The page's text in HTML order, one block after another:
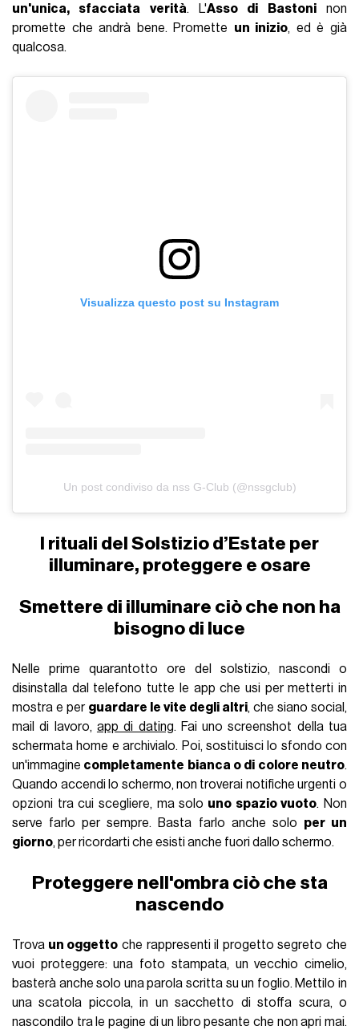
un'unica, sfacciata verità. L'Asso di Bastoninon
promette che andrà bene. Promette un inizio, ed è già
qualcosa.
Visualizza questo post su Instagram
Un post condiviso da nss G-Club (@nssgclub)
I rituali del Solstizio d’Estate per
illuminare, proteggere e osare
Smettere di illuminare ciò che non ha
bisogno di luce
Nelle prime quarantotto ore del solstizio, nascondi o
disinstalla dal telefono tutte le app che usi per metterti in
mostra e per guardare le vite degli altri, che siano social,
mail di lavoro, app di dating. Fai uno screenshot della tua
schermata home e archivialo. Poi, sostituisci lo sfondo con
un'immagine completamente bianca o di colore neutro.
Quando accendi lo schermo, non troverai notifiche urgenti o
opzioni tra cui scegliere, ma solo uno spazio vuoto. Non
serve farlo per sempre. Basta farlo anche solo per un
giorno, per ricordarti che esisti anche fuori dallo schermo.
Proteggere nell'ombra ciò che sta
nascendo
Trova un oggetto che rappresenti il progetto segreto che
vuoi proteggere: una foto stampata, un vecchio cimelio,
basterà anche solo una parola scritta su un foglio. Mettilo in
una scatola piccola, in un sacchetto di stoffa scura, o
nascondilo tra le pagine di un libro pesante che non apri mai.